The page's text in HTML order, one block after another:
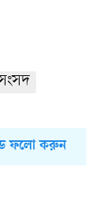
ফলো করুন